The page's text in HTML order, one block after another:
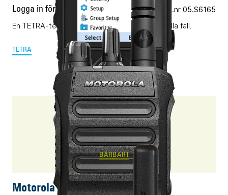
Logga in för pris Vårt art.nr 05.S6165
En TETRA-terminal för alla ändamål. Nästan i alla fall.
TETRA
R7a
BÄRBART
Motorola R7a